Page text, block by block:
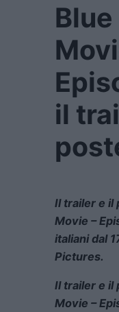
il
Il trailer e il
Movie –
italiani dal
Pictures.
Il trailer e il
Movie –